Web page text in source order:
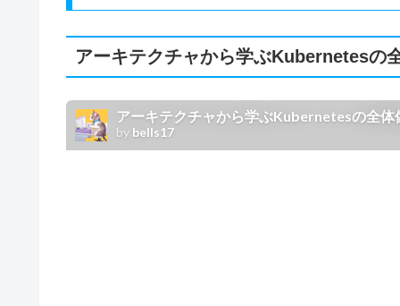
アーキテクチャから学ぶKubernetesの